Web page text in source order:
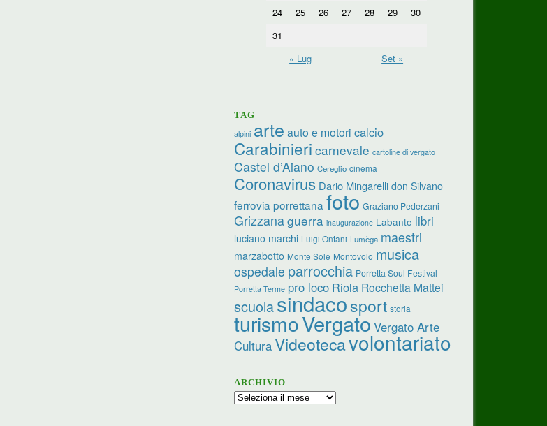
24
25 26 27 28 29
30
31
« Lug
Set »
TAG
alpini arte auto e motori calcio
Carabinieri carnevale cartoline di vergato
Castel d’Aiano Cereglio cinema
Coronavirus Dario Mingarelli don Silvano
ferrovia porrettana foto Graziano Pederzani
Grizzanaguerra inaugurazione Labante libri
luciano marchi Luigi Ontani Lumèga maestri
marzabotto Monte Sole Montovolo musica
ospedale parrocchia Porretta Soul Festival
Porretta Terme pro loco Riola Rocchetta Mattei
scuolasindacosport storia
turismoVergato Vergato Arte
CulturaVideotecavolontariato
ARCHIVIO
Archivio